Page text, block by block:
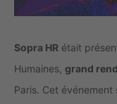
Sopra HR était
Humaines, grand
Paris. Cet événement